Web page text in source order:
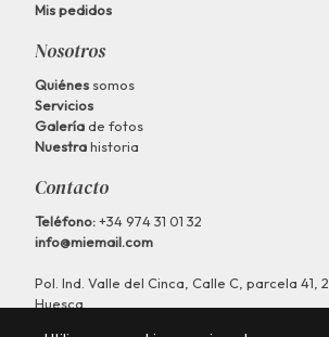
Mis pedidos
Nosotros
Quiénes somos
Servicios
Galería de fotos
Nuestrahistoria
Contacto
Teléfono:+34 974 31 01 32
info@miemail.com
Pol. Ind. Valle del Cinca, Calle C, parcela 41,
Huesca